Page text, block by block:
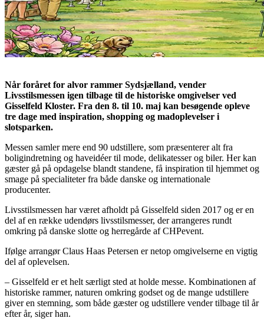
Når foråret for alvor rammer Sydsjælland, vender
Livsstilsmessen igen tilbage til de historiske omgivelser ved
Gisselfeld Kloster. Fra den 8. til 10. maj kan besøgende opleve
tre dage med inspiration, shopping og madoplevelser i
slotsparken.
Messen samler mere end 90 udstillere, som præsenterer alt fra
boligindretning og haveidéer til mode, delikatesser og biler. Her kan
gæster gå på opdagelse blandt standene, få inspiration til hjemmet og
smage på specialiteter fra både danske og internationale
producenter.
Livsstilsmessen har været afholdt på Gisselfeld siden 2017 og er en
del af en række udendørs livsstilsmesser, der arrangeres rundt
omkring på danske slotte og herregårde af CHPevent.
Ifølge arrangør Claus Haas Petersen er netop omgivelserne en vigtig
del af oplevelsen.
– Gisselfeld er et helt særligt sted at holde messe. Kombinationen af
historiske rammer, naturen omkring godset og de mange udstillere
giver en stemning, som både gæster og udstillere vender tilbage til år
efter år, siger han.